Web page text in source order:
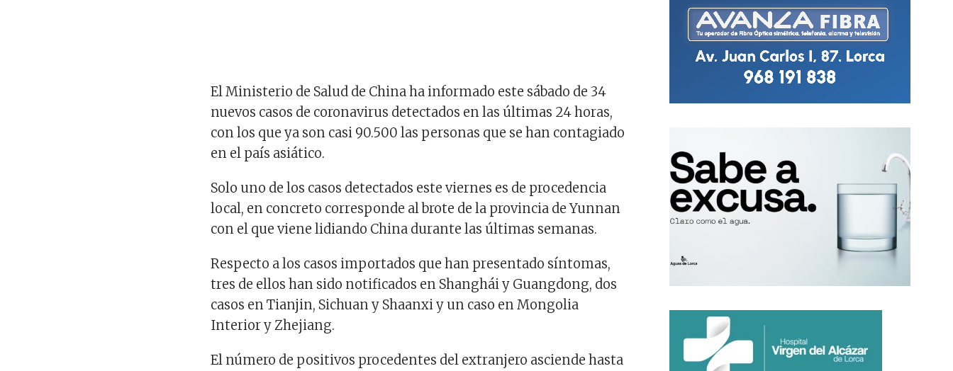
El Ministerio de Salud de China ha informado este sábado de 34
nuevos casos de coronavirus detectados en las últimas 24 horas,
con los que ya son casi 90.500 las personas que se han contagiado
en el país asiático.
Solo uno de los casos detectados este viernes es de procedencia
local, en concreto corresponde al brote de la provincia de Yunnan
con el que viene lidiando China durante las últimas semanas.
Respecto a los casos importados que han presentado síntomas,
tres de ellos han sido notificados en Shanghái y Guangdong, dos
casos en Tianjin, Sichuan y Shaanxi y un caso en Mongolia
Interior y Zhejiang.
El número de positivos procedentes del extranjero asciende hasta